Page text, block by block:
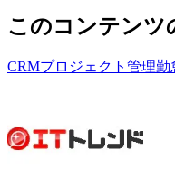
このコンテンツ
CRMプロジェクト管理勤